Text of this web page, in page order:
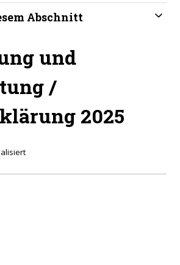
Abschnitt
und
/
2025